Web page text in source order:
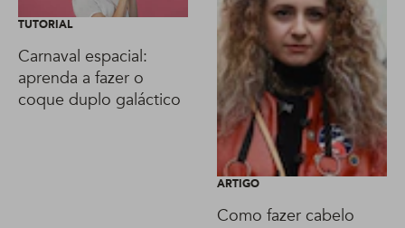
TUTORIAL
Carnaval espacial:
aprenda a fazer o
coque duplo galáctico
ARTIGO
Como fazer cabelo